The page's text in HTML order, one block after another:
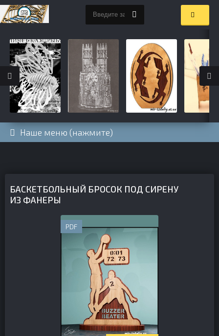
Наше меню (нажмите)
БАСКЕТБОЛЬНЫЙ БРОСОК ПОД СИРЕНУ
ИЗ ФАНЕРЫ
PDF